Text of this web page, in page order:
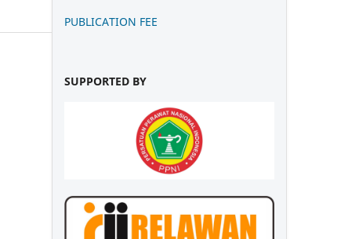
PUBLICATION FEE
SUPPORTED BY